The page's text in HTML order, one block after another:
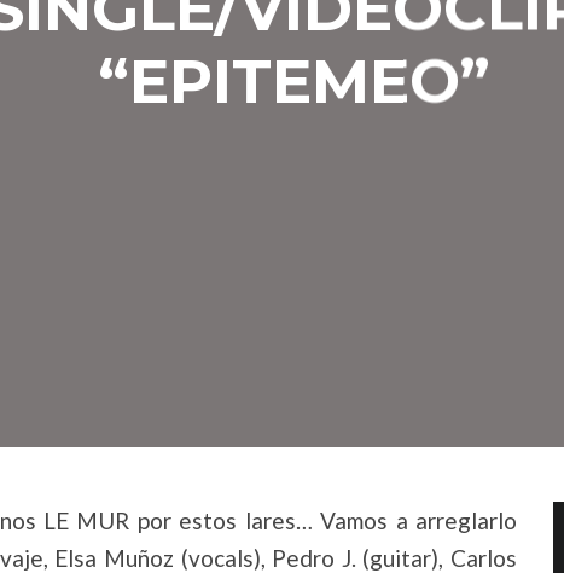
“EPITEMEO”
LE MUR por estos lares… Vamos a arreglarlo
Elsa Muñoz (vocals), Pedro J. (guitar), Carlos